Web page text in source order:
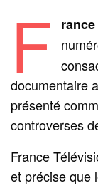
F
documentaire
présenté
controverses
France
et précise que